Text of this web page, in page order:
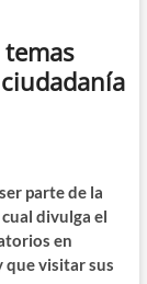
parte de la
divulga el
en
que visitar sus